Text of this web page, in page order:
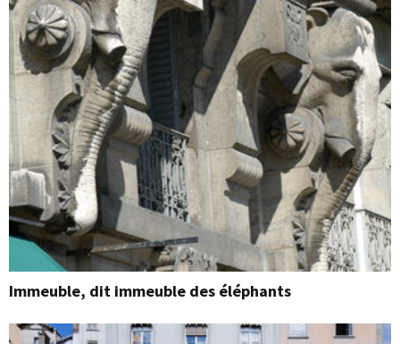
Immeuble, dit immeuble des éléphants